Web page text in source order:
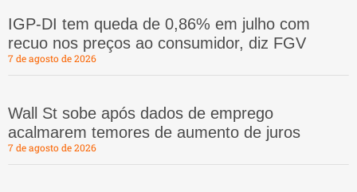
IGP-DI tem queda de 0,86% em julho com
recuo nos preços ao consumidor, diz FGV
7 de agosto de 2026
Wall St sobe após dados de emprego
acalmarem temores de aumento de juros
7 de agosto de 2026